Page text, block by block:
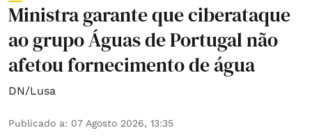
Ministra garante que ciberataque
ao grupo Águas de Portugal não
afetou fornecimento de água
DN/Lusa
Publicado a: 07 Agosto 2026, 13:35